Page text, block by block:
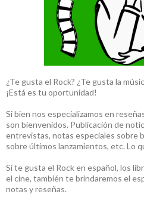
¿Te gusta el Rock? ¿Te gusta la
¡Está es tu oportunidad!
Si bien nos especializamos en
son bienvenidos. Publicación de
entrevistas, notas especiales sobre
sobre últimos lanzamientos, etc. Lo
Si te gusta el Rock en español, los
el cine, también te brindaremos el
notas y reseñas.